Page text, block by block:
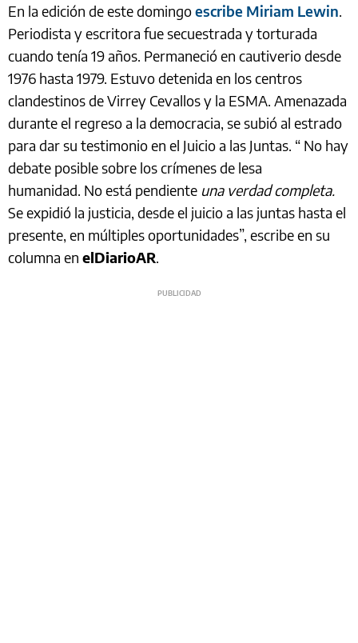
En la edición de este domingoescribe Miriam Lewin.
Periodista y escritora fue secuestrada y torturada
cuando tenía 19 años. Permaneció en cautiverio desde
1976 hasta 1979. Estuvo detenida en los centros
clandestinos de Virrey Cevallos y la ESMA. Amenazada
durante el regreso a la democracia, se subió al estrado
para dar su testimonio en el Juicio a las Juntas. “ No hay
debate posible sobre los crímenes de lesa
humanidad. No está pendiente una verdad completa.
Se expidió la justicia, desde el juicio a las juntas hasta el
presente, en múltiples oportunidades”, escribe en su
columna en elDiarioAR.